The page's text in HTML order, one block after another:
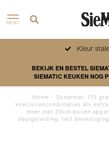
MENU
Kleur
BEKIJK EN BESTEL
SIEMATIC KEUKEN NOG
Home
Scharnier, 115
koel/vriescombinaties als
meer dan 20cm boven
deurgeleiding. Incl